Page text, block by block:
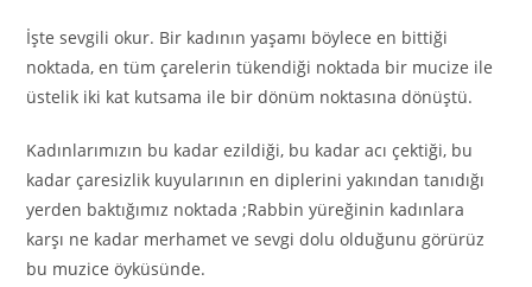
İşte sevgili okur. Bir kadının yaşamı böylece en bittiği
noktada, en tüm çarelerin tükendiği noktada bir mucize ile
üstelik iki kat kutsama ile bir dönüm noktasına dönüştü.
Kadınlarımızın bu kadar ezildiği, bu kadar acı çektiği, bu
kadar çaresizlik kuyularının en diplerini yakından tanıdığı
yerden baktığımız noktada ;Rabbin yüreğinin kadınlara
karşı ne kadar merhamet ve sevgi dolu olduğunu görürüz
bu muzice öyküsünde.